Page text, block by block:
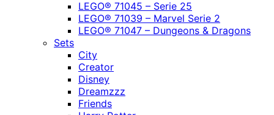
LEGO® 71045 – Serie 25
LEGO® 71039 – Marvel Serie 2
LEGO® 71047 – Dungeons & Dragons
Sets
City
Creator
Disney
Dreamzzz
Friends